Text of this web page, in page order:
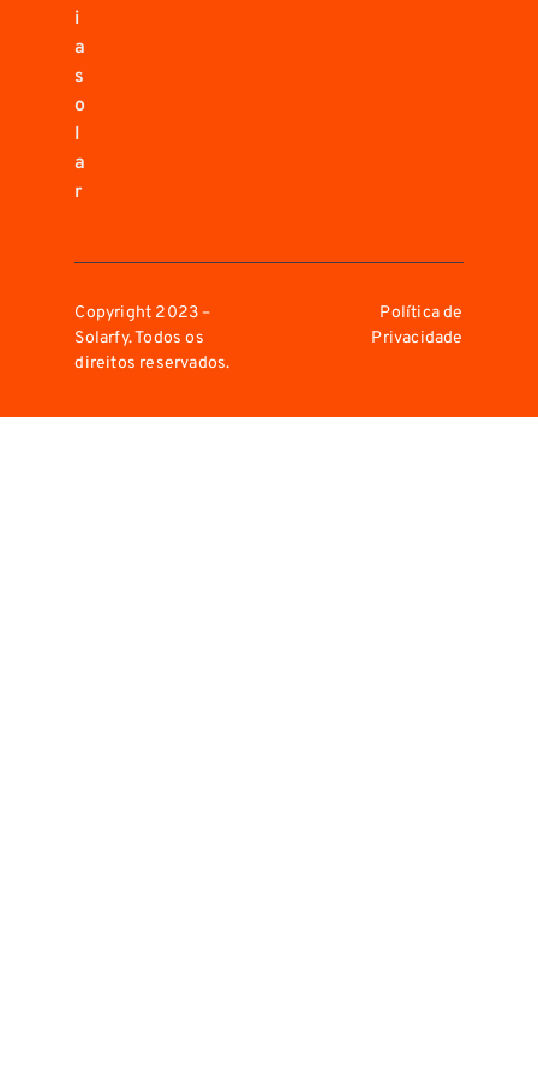
i
a
s
o
l
a
r
Copyright 2023 –
Solarfy. Todos os
direitos reservados.
Política de
Privacidade